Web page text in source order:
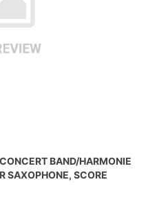
BAND/HARMONIE
SAXOPHONE, SCORE